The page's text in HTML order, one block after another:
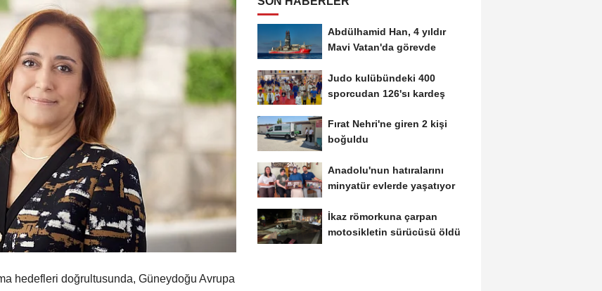
hedefleri doğrultusunda, Güneydoğu Avrupa
Abdülhamid Han, 4 yıldır
Mavi Vatan'da görevde
Judo kulübündeki 400
sporcudan 126'sı kardeş
Fırat Nehri'ne giren 2 kişi
boğuldu
Anadolu'nun hatıralarını
minyatür evlerde yaşatıyor
İkaz römorkuna çarpan
motosikletin sürücüsü öldü